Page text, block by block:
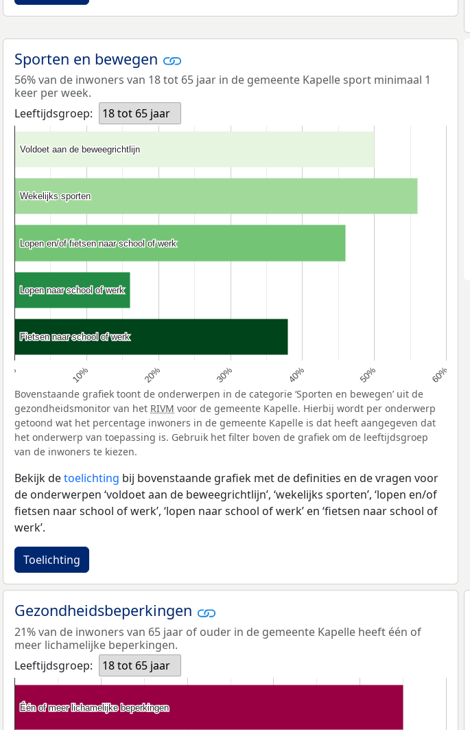
Sporten en bewegen
56% van de inwoners van 18 tot 65 jaar in de gemeente Kapelle sport minimaal 1
keer per week.
Leeftijdsgroep:
18 tot 65 jaar
0% 10% 20% 30% 40% 50% 60%
Voldoet aan de beweegrichtlijn
Voldoet aan de beweegrichtlijn
Wekelijks sporten
Wekelijks sporten
Lopen en/of fietsen naar school of werk
Lopen en/of fietsen naar school of werk
Lopen naar school of werk
Lopen naar school of werk
Fietsen naar school of werk
Fietsen naar school of werk
Bovenstaande grafiek toont de onderwerpen in de categorie ‘Sporten en bewegen’ uit de
gezondheidsmonitor van het RIVM voor de gemeente Kapelle. Hierbij wordt per onderwerp
getoond wat het percentage inwoners in de gemeente Kapelle is dat heeft aangegeven dat
het onderwerp van toepassing is. Gebruik het filter boven de grafiek om de leeftijdsgroep
van de inwoners te kiezen.
Bekijk detoelichting bij bovenstaande grafiek met de definities en de vragen voor
de onderwerpen ‘voldoet aan de beweegrichtlijn’, ‘wekelijks sporten’, ‘lopen en/of
fietsen naar school of werk’, ‘lopen naar school of werk’ en ‘fietsen naar school of
werk’.
Toelichting
Gezondheidsbeperkingen
21% van de inwoners van 65 jaar of ouder in de gemeente Kapelle heeft één of
meer lichamelijke beperkingen.
Leeftijdsgroep:
18 tot 65 jaar
Één of meer lichamelijke beperkingen
Één of meer lichamelijke beperkingen